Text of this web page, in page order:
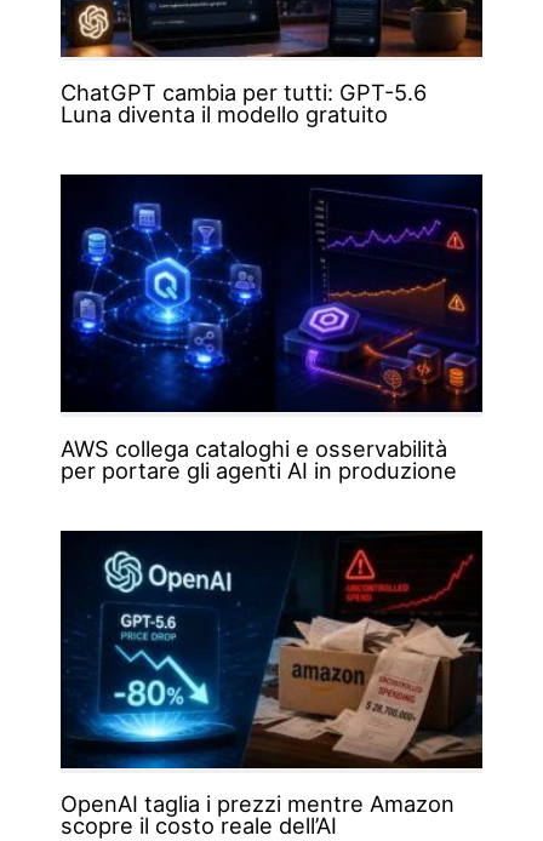
ChatGPT cambia per tutti: GPT-5.6
Luna diventa il modello gratuito
AWS collega cataloghi e osservabilità
per portare gli agenti AI in produzione
OpenAI taglia i prezzi mentre Amazon
scopre il costo reale dell’AI